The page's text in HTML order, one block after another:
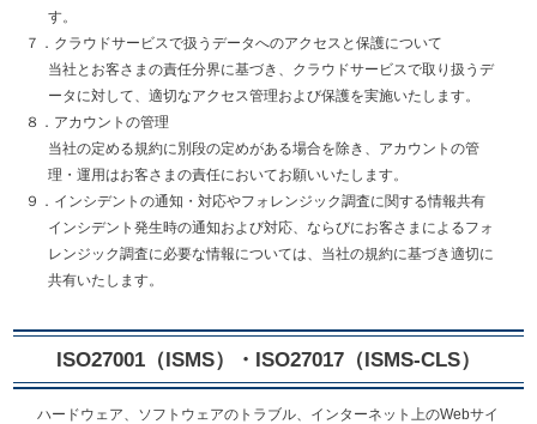
す。
７．クラウドサービスで扱うデータへのアクセスと保護について
当社とお客さまの責任分界に基づき、クラウドサービスで取り扱うデ
ータに対して、適切なアクセス管理および保護を実施いたします。
８．アカウントの管理
当社の定める規約に別段の定めがある場合を除き、アカウントの管
理・運用はお客さまの責任においてお願いいたします。
９．インシデントの通知・対応やフォレンジック調査に関する情報共有
インシデント発生時の通知および対応、ならびにお客さまによるフォ
レンジック調査に必要な情報については、当社の規約に基づき適切に
共有いたします。
ISO27001（ISMS）・ISO27017（ISMS-CLS）
ハードウェア、ソフトウェアのトラブル、インターネット上のWebサイ